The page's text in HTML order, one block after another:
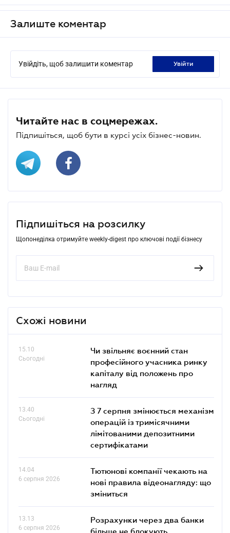
Залиште коментар
Увійдіть, щоб залишити коментар увійти
Читайте нас в соцмережах.
Підпишіться, щоб бути в курсі усіх бізнес-новин.
Підпишіться на розсилку
Щопонеділка отримуйте weekly-digest про ключові події бізнесу
Схожі новини
15.10
Сьогодні
Чи звільняє воєнний стан
професійного учасника ринку
капіталу від положень про
нагляд
13.40
Сьогодні
З 7 серпня змінюється механізм
операцій із тримісячними
лімітованими депозитними
сертифікатами
14.04
6 серпня 2026
Тютюнові компанії чекають на
нові правила відеонагляду: що
зміниться
13.13
6 серпня 2026
Розрахунки через два банки
більше не блокують